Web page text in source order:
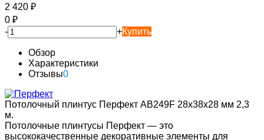
2 420 ₽
0 ₽
-
+Купить
Обзор
Характеристики
Отзывы0
Потолочный плинтус Перфект AB249F 28х38х28 мм 2,3
м.
Потолочные плинтусы Перфект — это
высококачественные декоративные элементы для